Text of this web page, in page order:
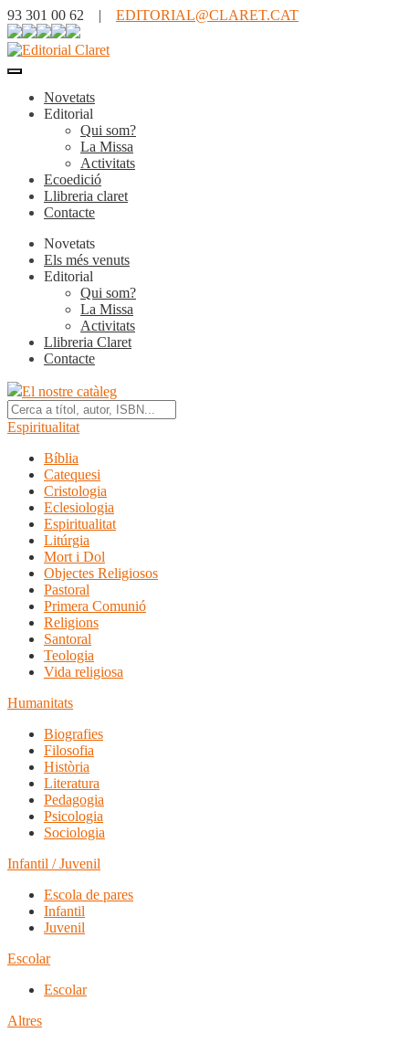
93 301 00 62 | EDITORIAL@CLARET.CAT
Novetats
Editorial
Qui som?
La Missa
Activitats
Ecoedició
Llibreria claret
Contacte
Novetats
Els més venuts
Editorial
Qui som?
La Missa
Activitats
Llibreria Claret
Contacte
El nostre catàleg
Espiritualitat
Bíblia
Catequesi
Cristologia
Eclesiologia
Espiritualitat
Litúrgia
Mort i Dol
Objectes Religiosos
Pastoral
Primera Comunió
Religions
Santoral
Teologia
Vida religiosa
Humanitats
Biografies
Filosofia
Història
Literatura
Pedagogia
Psicologia
Sociologia
Infantil / Juvenil
Escola de pares
Infantil
Juvenil
Escolar
Escolar
Altres